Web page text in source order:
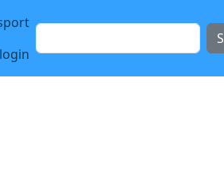
login